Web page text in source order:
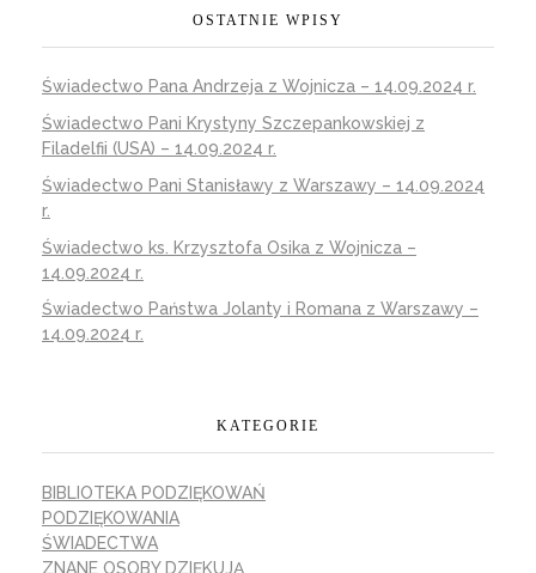
OSTATNIE WPISY
Świadectwo Pana Andrzeja z Wojnicza – 14.09.2024 r.
Świadectwo Pani Krystyny Szczepankowskiej z
Filadelfii (USA) – 14.09.2024 r.
Świadectwo Pani Stanisławy z Warszawy – 14.09.2024
r.
Świadectwo ks. Krzysztofa Osika z Wojnicza –
14.09.2024 r.
Świadectwo Państwa Jolanty i Romana z Warszawy –
14.09.2024 r.
KATEGORIE
BIBLIOTEKA PODZIĘKOWAŃ
PODZIĘKOWANIA
ŚWIADECTWA
ZNANE OSOBY DZIĘKUJĄ